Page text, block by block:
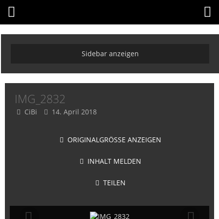
IMG_2832
CiBi 14. April 2018
ORIGINALGRÖSSE ANZEIGEN
INHALT MELDEN
TEILEN